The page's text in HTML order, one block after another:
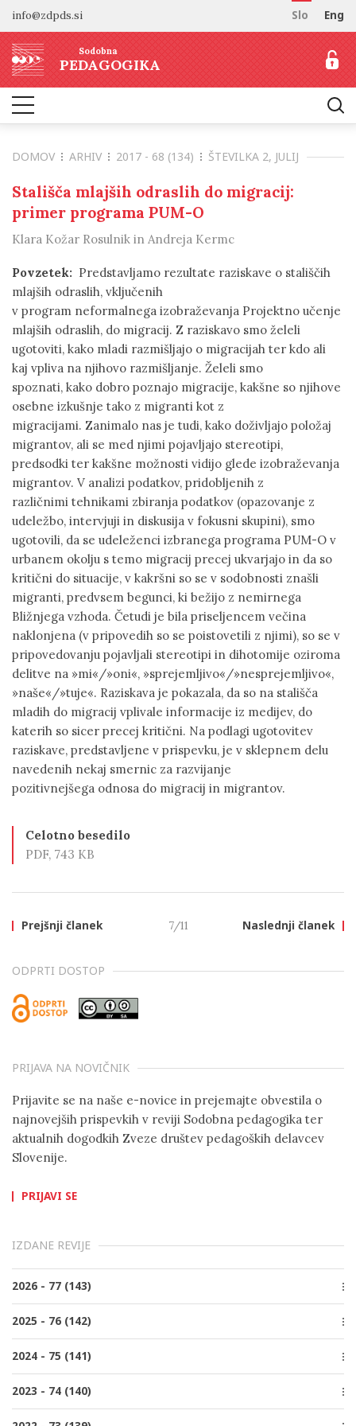
info@zdpds.si Slo Eng
Sodobna
PEDAGOGIKA
DOMOV
O REVIJI
Namen in cilji
Uredništvo
Odprti dostop
ARHIV
NAROČANJE
Naročilo revije
Cenik
ZA AVTORJE
Navodila avtorjem
Recenzentski postopek
Etika objavljanja
Tematska vabila avtorjem
KONTAKT
DOMOV ARHIV 2017 - 68 (134) ŠTEVILKA 2, JULIJ
Stališča mlajših odraslih do migracij:
primer programa PUM-O
Klara Kožar Rosulnik in Andreja Kermc
Povzetek: Predstavljamo rezultate raziskave o stališčih
mlajših odraslih, vključenih
v program neformalnega izobraževanja Projektno učenje
mlajših odraslih, do migracij. Z raziskavo smo želeli
ugotoviti, kako mladi razmišljajo o migracijah ter kdo ali
kaj vpliva na njihovo razmišljanje. Želeli smo
spoznati, kako dobro poznajo migracije, kakšne so njihove
osebne izkušnje tako z migranti kot z
migracijami. Zanimalo nas je tudi, kako doživljajo položaj
migrantov, ali se med njimi pojavljajo stereotipi,
predsodki ter kakšne možnosti vidijo glede izobraževanja
migrantov. V analizi podatkov, pridobljenih z
različnimi tehnikami zbiranja podatkov (opazovanje z
udeležbo, intervjuji in diskusija v fokusni skupini), smo
ugotovili, da se udeleženci izbranega programa PUM-O v
urbanem okolju s temo migracij precej ukvarjajo in da so
kritični do situacije, v kakršni so se v sodobnosti znašli
migranti, predvsem begunci, ki bežijo z nemirnega
Bližnjega vzhoda. Četudi je bila priseljencem večina
naklonjena (v pripovedih so se poistovetili z njimi), so se v
pripovedovanju pojavljali stereotipi in dihotomije oziroma
delitve na »mi«/»oni«, »sprejemljivo«/»nesprejemljivo«,
»naše«/»tuje«. Raziskava je pokazala, da so na stališča
mladih do migracij vplivale informacije iz medijev, do
katerih so sicer precej kritični. Na podlagi ugotovitev
raziskave, predstavljene v prispevku, je v sklepnem delu
navedenih nekaj smernic za razvijanje
pozitivnejšega odnosa do migracij in migrantov.
Celotno besedilo
PDF, 743 KB
Prejšnji članek Naslednji članek
7/11
ODPRTI DOSTOP
PRIJAVA NA NOVIČNIK
Prijavite se na naše e-novice in prejemajte obvestila o
najnovejših prispevkih v reviji Sodobna pedagogika ter
aktualnih dogodkih Zveze društev pedagoških delavcev
Slovenije.
PRIJAVI SE
IZDANE REVIJE
2026 - 77 (143)
2025 - 76 (142)
Številka 2, Junij
2024 - 75 (141)
2023 - 74 (140)